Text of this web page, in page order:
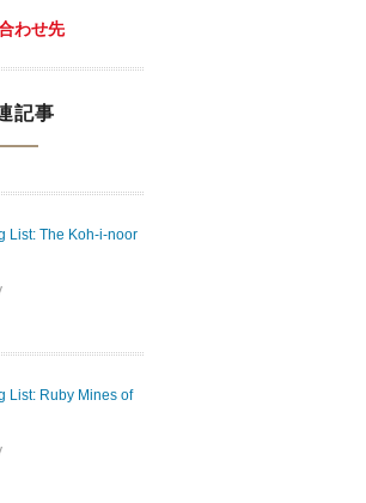
わせ先
記事
List: The Koh-i-noor
List: Ruby Mines of